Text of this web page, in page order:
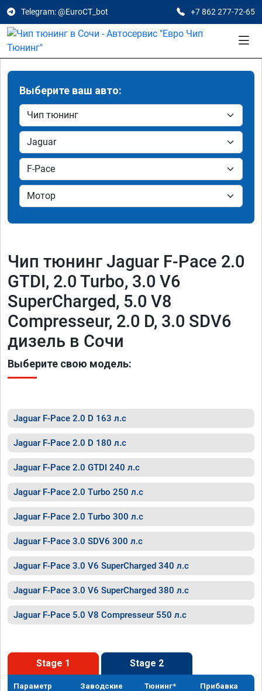
Telegram: @EuroCT_bot +7 862 277-72-65
Выберите ваш авто:
Чип тюнинг Jaguar F-Pace 2.0
GTDI, 2.0 Turbo, 3.0 V6
SuperCharged, 5.0 V8
Compresseur, 2.0 D, 3.0 SDV6
дизель в Сочи
Выберите свою модель:
Jaguar F-Pace 2.0 D 163 л.с
Jaguar F-Pace 2.0 D 180 л.с
Jaguar F-Pace 2.0 GTDI 240 л.с
Jaguar F-Pace 2.0 Turbo 250 л.с
Jaguar F-Pace 2.0 Turbo 300 л.с
Jaguar F-Pace 3.0 SDV6 300 л.с
Jaguar F-Pace 3.0 V6 SuperCharged 340 л.с
Jaguar F-Pace 3.0 V6 SuperCharged 380 л.с
Jaguar F-Pace 5.0 V8 Compresseur 550 л.с
Stage 1 Stage 2
Параметр Заводские Тюнинг* Прибавка